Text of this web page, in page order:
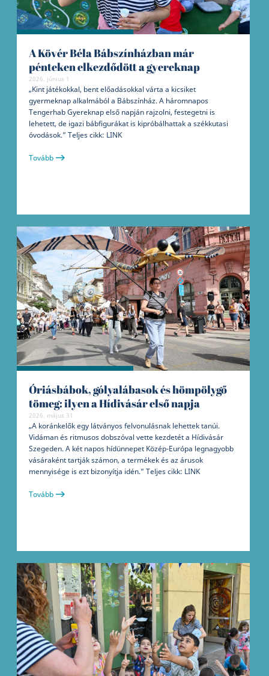
A Kövér Béla Bábszínházban már
pénteken elkezdődött a gyereknap
2026. június 1
„Kint játékokkal, bent előadásokkal várta a kicsiket
gyermeknap alkalmából a Bábszínház. A háromnapos
Tengerhab Gyereknap első napján rajzolni, festegetni is
lehetett, de igazi bábfigurákat is kipróbálhattak a székkutasi
óvodások.” Teljes cikk: LINK
Tovább
Óriásbábok, gólyalábasok és hömpölygő
tömeg: ilyen a Hídivásár első napja
2026. május 31
„A koránkelők egy látványos felvonulásnak lehettek tanúi.
Vidáman és ritmusos dobszóval vette kezdetét a Hídivásár
Szegeden. A két napos hídünnepet Közép-Európa legnagyobb
vásáraként tartják számon, a termékek és az árusok
mennyisége is ezt bizonyítja idén.” Teljes cikk: LINK
Tovább